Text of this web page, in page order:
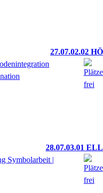
27.07.02.02 HÖ
28.07.03.01 ELL
Symbolarbeit |